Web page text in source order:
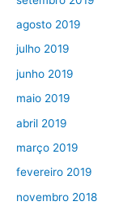
agosto 2019
julho 2019
junho 2019
maio 2019
abril 2019
março 2019
fevereiro 2019
novembro 2018